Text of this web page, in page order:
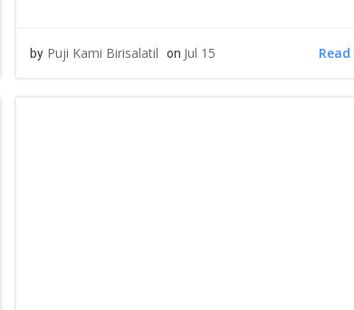
by Puji Kami Birisalatil on Jul 15